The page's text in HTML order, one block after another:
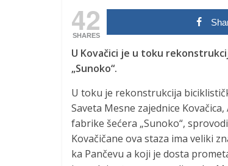
42
SHARES
U Kovačici je u toku
„Sunoko“.
U toku je rekonstrukcija
Saveta Mesne zajednice
fabrike šećera „Sunoko“,
Kovačičane ova staza ima veliki
ka Pančevu a koji je dosta